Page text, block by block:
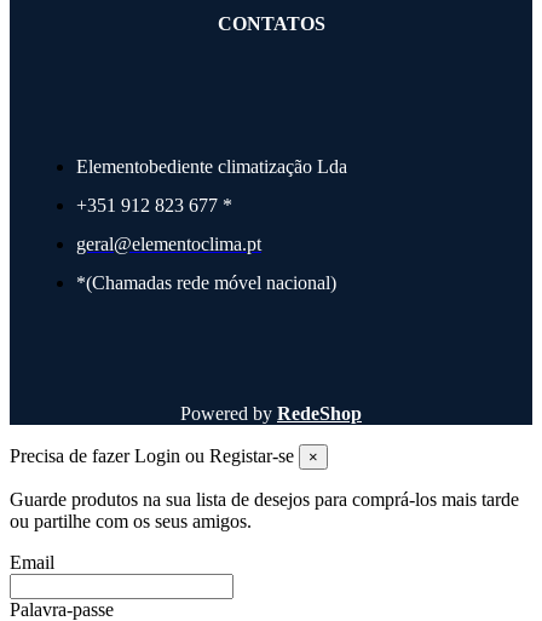
CONTATOS
Elementobediente climatização Lda
+351 912 823 677 *
geral@elementoclima.pt
*(Chamadas rede móvel nacional)
Powered by RedeShop
Precisa de fazer Login ou Registar-se ×
Guarde produtos na sua lista de desejos para comprá-los mais tarde
ou partilhe com os seus amigos.
Email
Palavra-passe